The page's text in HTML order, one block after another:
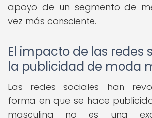
apoyo de un segmento de
vez más consciente.
El impacto de las redes
la publicidad de moda
Las redes sociales han
forma en que se hace
masculina no es una